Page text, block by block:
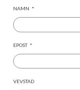
NAMN *
EPOST *
VEVSTAD